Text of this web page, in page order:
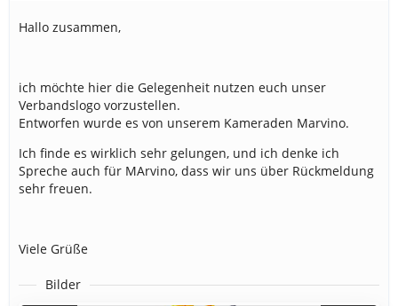
Hallo zusammen,
ich möchte hier die Gelegenheit nutzen euch unser
Verbandslogo vorzustellen.
Entworfen wurde es von unserem Kameraden Marvino.
Ich finde es wirklich sehr gelungen, und ich denke ich
Spreche auch für MArvino, dass wir uns über Rückmeldung
sehr freuen.
Viele Grüße
Bilder